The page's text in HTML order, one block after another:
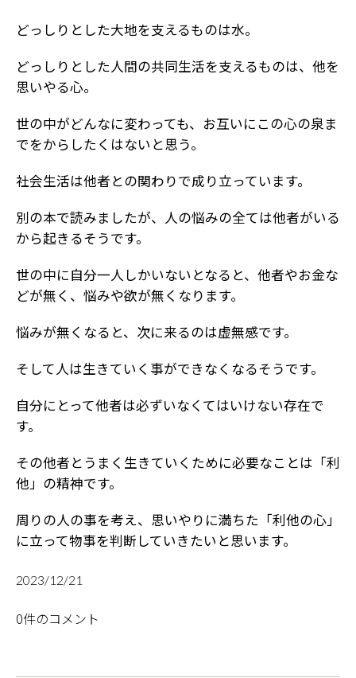
どっしりとした大地を支えるものは水。
どっしりとした人間の共同生活を支えるものは、他を
思いやる心。
世の中がどんなに変わっても、お互いにこの心の泉ま
でをからしたくはないと思う。
社会生活は他者との関わりで成り立っています。
別の本で読みましたが、人の悩みの全ては他者がいる
から起きるそうです。
世の中に自分一人しかいないとなると、他者やお金な
どが無く、悩みや欲が無くなります。
悩みが無くなると、次に来るのは虚無感です。
そして人は生きていく事ができなくなるそうです。
自分にとって他者は必ずいなくてはいけない存在で
す。
その他者とうまく生きていくために必要なことは「利
他」の精神です。
周りの人の事を考え、思いやりに満ちた「利他の心」
に立って物事を判断していきたいと思います。
2023/12/21
0件のコメント